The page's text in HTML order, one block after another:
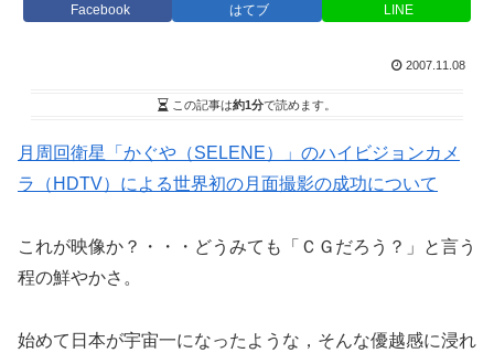
Facebook はてブ LINE
2007.11.08
この記事は約1分で読めます。
月周回衛星「かぐや（SELENE）」のハイビジョンカメ
ラ（HDTV）による世界初の月面撮影の成功について
これが映像か？・・・どうみても「ＣＧだろう？」と言う
程の鮮やかさ。
始めて日本が宇宙一になったような，そんな優越感に浸れ